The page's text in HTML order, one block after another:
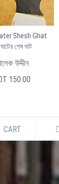
Shesh Ghat
শেষ ঘাট
উদ্দীন
150.00
CART